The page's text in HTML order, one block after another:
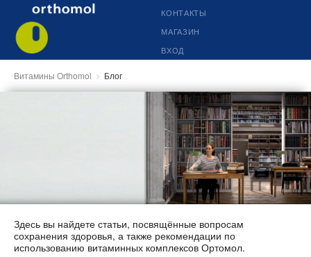
КОНТАКТЫ
МАГАЗИН
ВХОД
Витамины Orthomol Блог
Здесь вы найдете статьи, посвящённые вопросам
сохранения здоровья, а также рекомендации по
использованию витаминных комплексов Ортомол.